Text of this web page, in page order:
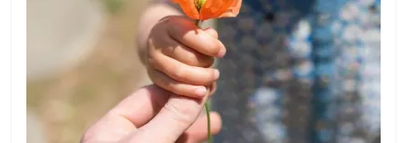
REINVENTANDO A VIDA AOS 70 ANOS
No Comments min read
LEI DO RETORNO